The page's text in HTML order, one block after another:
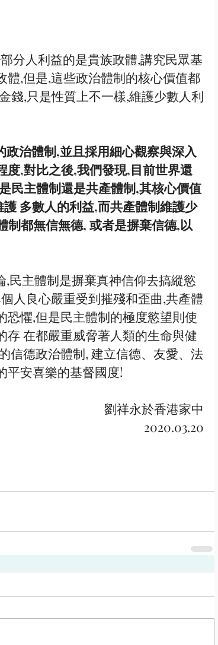
,但是,這些政治體制的核⼼價值都
錢,只是性質上不⼀樣,維護少數⼈利
治體制,並且採⽤細⼼觀察與深入
度,對比之後,我們發現,⽬前世界還
民主體制還是共產體制,其核⼼價值
多數⼈的利益,⽽共產體制維護少
制都無信無德, 或者是摒棄信德,以
⼈良⼼嚴重受到摧殘和歪曲,共產體
懼,但是民主體制的極度慾望則使
存 在都嚴重威脅著⼈類的⽣命與健
信德政治體制, 建⽴信德、友愛、法
平安喜樂的基督國度!
劉祥永於⾹港家中
2020.03.20